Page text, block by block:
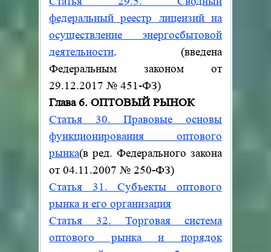
федеральный реестр лицензий на
осуществление энергосбытовой
деятельности. (введена
Федеральным законом от
29.12.2017 № 451-ФЗ)
Глава 6. ОПТОВЫЙ РЫНОК
Статья 30. Правовые основы
функционирования оптового
рынка(в ред. Федерального закона
от 04.11.2007 № 250-ФЗ)
Статья 31. Субъекты оптового
рынка и его организация
Статья 32. Торговая система
оптового рынка и порядок